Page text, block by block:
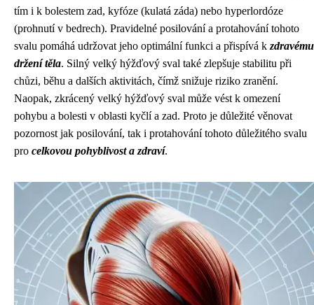
tím i k bolestem zad, kyfóze (kulatá záda) nebo hyperlordóze
(prohnutí v bedrech). Pravidelné posilování a protahování tohoto
svalu pomáhá udržovat jeho optimální funkci a přispívá k zdravému
držení těla. Silný velký hýžďový sval také zlepšuje stabilitu při
chůzi, běhu a dalších aktivitách, čímž snižuje riziko zranění.
Naopak, zkrácený velký hýžďový sval může vést k omezení
pohybu a bolesti v oblasti kyčlí a zad. Proto je důležité věnovat
pozornost jak posilování, tak i protahování tohoto důležitého svalu
pro celkovou pohyblivost a zdraví.